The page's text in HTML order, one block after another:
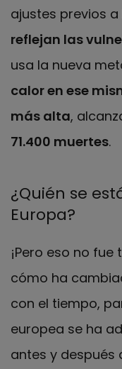
ajustes previos
reflejan las
usa la nueva
calor en ese
más alta,
71.400 muertes.
¿Quién se
Europa?
¡Pero eso no
cómo ha
con el tiempo,
europea se ha
antes y después